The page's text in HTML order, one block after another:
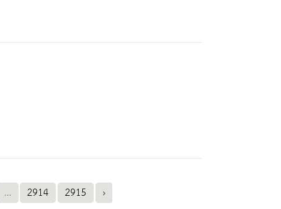
... 2914 2915 ›